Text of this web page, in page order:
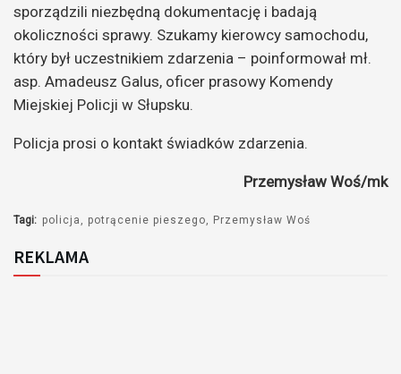
sporządzili niezbędną dokumentację i badają
okoliczności sprawy. Szukamy kierowcy samochodu,
który był uczestnikiem zdarzenia – poinformował mł.
asp. Amadeusz Galus, oficer prasowy Komendy
Miejskiej Policji w Słupsku.
Policja prosi o kontakt świadków zdarzenia.
Przemysław Woś/mk
Tagi: policja potrącenie pieszego Przemysław Woś
REKLAMA